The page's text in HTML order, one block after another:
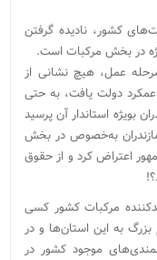
کشور، نادیده گرفتن
در بخش مرکبات است.
عمل، هیچ نشانی از
عمکرد دولت یافت، به حتی
بویژه استاندار آن پرسید
به‌خصوص در بخش
اعتراض کرد و از حقوق
استان دیگر تولیدکننده مرکبات کشور کسی
به این استان‌ها و در
موجود کشور در